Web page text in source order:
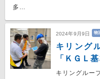
多…
2024年9月9日 物
キリング
「ＫＧＬ
キリングルー